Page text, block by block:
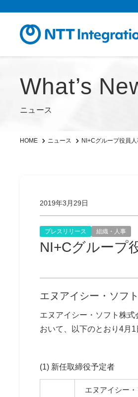
What’s
ニュース
HOME ニュース NI+Cグループ役員
2019年3月29日
プレスリリース 組織・人事
NI+Cグループ
エヌアイシー・ソフ
エヌアイシー・ソフト株
おいて、以下のとおり4月
(1) 新任取締役予定者
エヌアイシー